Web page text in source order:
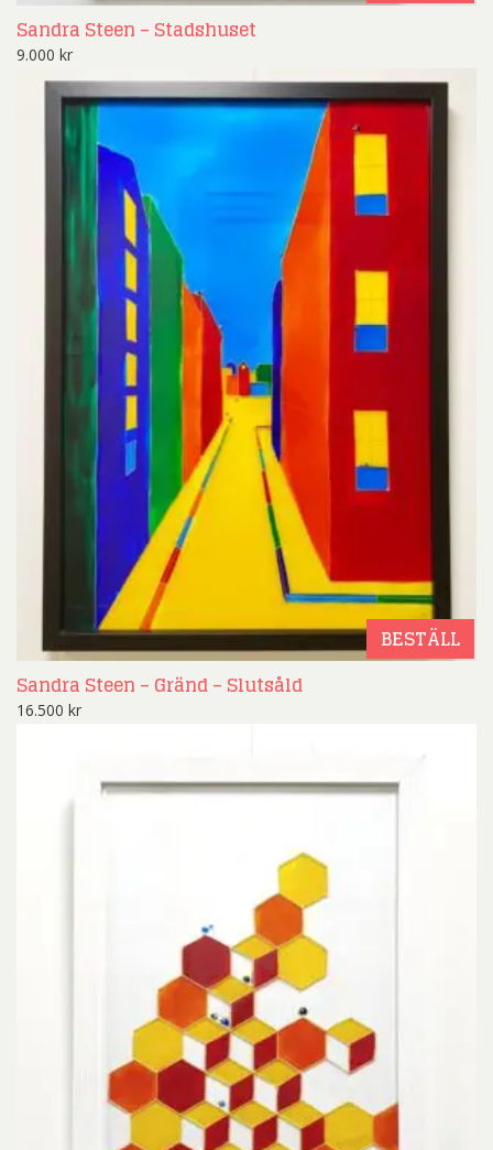
Sandra Steen – Stadshuset
9.000 kr
BESTÄLL
Sandra Steen – Gränd – Slutsåld
16.500 kr